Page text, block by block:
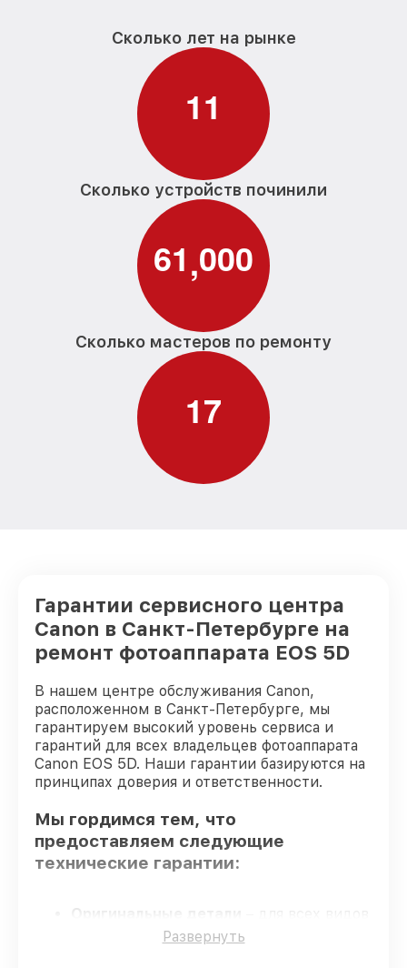
Сколько лет на рынке
11
Сколько устройств починили
61,000
Сколько мастеров по ремонту
17
Гарантии сервисного центра
Canon в Санкт-Петербурге на
ремонт фотоаппарата EOS 5D
В нашем центре обслуживания Canon,
расположенном в Санкт-Петербурге, мы
гарантируем высокий уровень сервиса и
гарантий для всех владельцев фотоаппарата
Canon EOS 5D. Наши гарантии базируются на
принципах доверия и ответственности.
Мы гордимся тем, что
предоставляем следующие
технические гарантии:
Оригинальные детали
починки применяются исключительно
Развернуть